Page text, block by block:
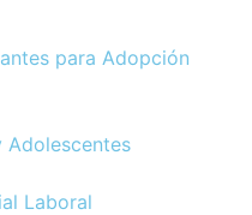
para Adopción
Adolescentes
Laboral